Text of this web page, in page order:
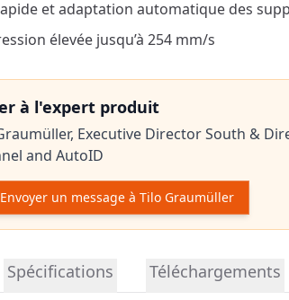
et adaptation automatique des
élevée jusqu’à 254 mm/s
à l'expert produit
Executive Director South &
and AutoID
Envoyer un message à Tilo Graumüller
sur le produit
Spécifications Téléchargements